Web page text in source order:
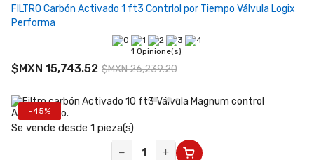
FILTRO Carbón Activado 1 ft3 Contrlol por Tiempo Válvula Logix
Performa
1 Opinione(s)
$MXN 15,743.52 $MXN 26,239.20
-45%
Se vende desde 1 pieza(s)
−
+